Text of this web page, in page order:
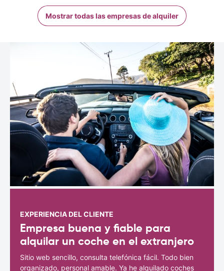
Mostrar todas las empresas de alquiler
EXPERIENCIA DEL CLIENTE
Empresa buena y fiable para
alquilar un coche en el extranjero
Sitio web sencillo, consulta telefónica fácil. Todo bien
organizado, personal amable. Ya he alquilado coches